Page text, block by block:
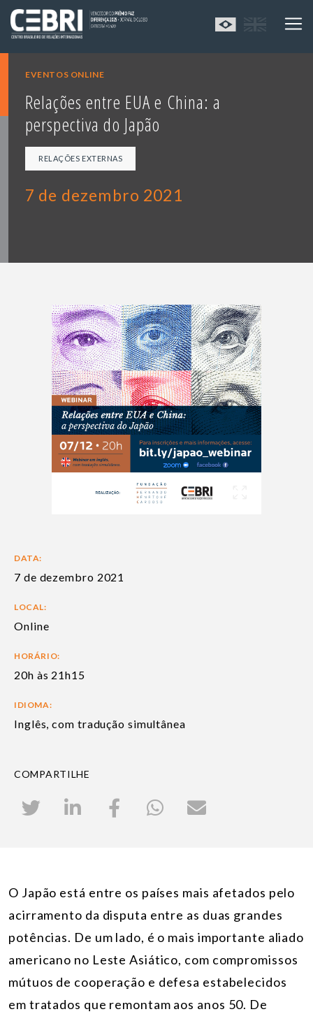
EVENTOS ONLINE
Relações entre EUA e China: a
perspectiva do Japão
RELAÇÕES EXTERNAS
7 de dezembro 2021
DATA:
7 de dezembro 2021
LOCAL:
Online
HORÁRIO:
20h às 21h15
IDIOMA:
Inglês, com tradução simultânea
COMPARTILHE
O Japão está entre os países mais afetados pelo
acirramento da disputa entre as duas grandes
potências. De um lado, é o mais importante aliado
americano no Leste Asiático, com compromissos
mútuos de cooperação e defesa estabelecidos
em tratados que remontam aos anos 50. De